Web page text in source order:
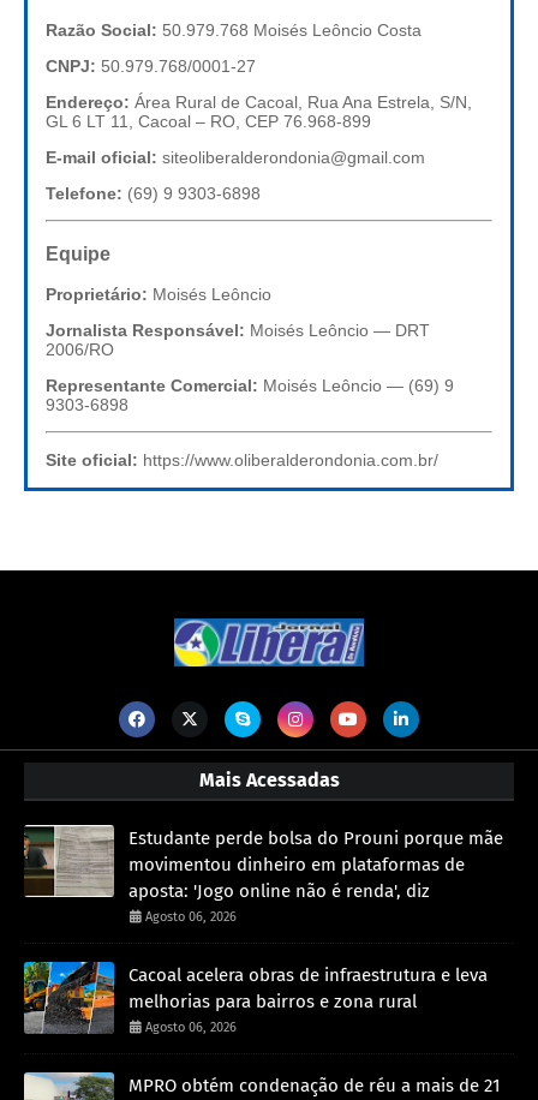
Razão Social: 50.979.768 Moisés Leôncio Costa
CNPJ: 50.979.768/0001-27
Endereço: Área Rural de Cacoal, Rua Ana Estrela, S/N,
GL 6 LT 11, Cacoal – RO, CEP 76.968-899
E-mail oficial: siteoliberalderondonia@gmail.com
Telefone: (69) 9 9303-6898
Equipe
Proprietário: Moisés Leôncio
Jornalista Responsável: Moisés Leôncio — DRT
2006/RO
Representante Comercial: Moisés Leôncio — (69) 9
9303-6898
Site oficial: https://www.oliberalderondonia.com.br/
Mais Acessadas
Estudante perde bolsa do Prouni porque mãe
movimentou dinheiro em plataformas de
aposta: 'Jogo online não é renda', diz
Agosto 06, 2026
Cacoal acelera obras de infraestrutura e leva
melhorias para bairros e zona rural
Agosto 06, 2026
MPRO obtém condenação de réu a mais de 21